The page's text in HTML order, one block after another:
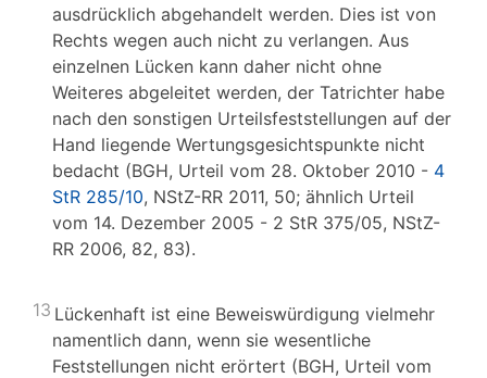
ausdrücklich abgehandelt werden. Dies ist von
Rechts wegen auch nicht zu verlangen. Aus
einzelnen Lücken kann daher nicht ohne
Weiteres abgeleitet werden, der Tatrichter habe
nach den sonstigen Urteilsfeststellungen auf der
Hand liegende Wertungsgesichtspunkte nicht
bedacht (BGH, Urteil vom 28. Oktober 2010 - 4
StR 285/10, NStZ-RR 2011, 50; ähnlich Urteil
vom 14. Dezember 2005 - 2 StR 375/05, NStZ-
RR 2006, 82, 83).
13 Lückenhaft ist eine Beweiswürdigung vielmehr
namentlich dann, wenn sie wesentliche
Feststellungen nicht erörtert (BGH, Urteil vom